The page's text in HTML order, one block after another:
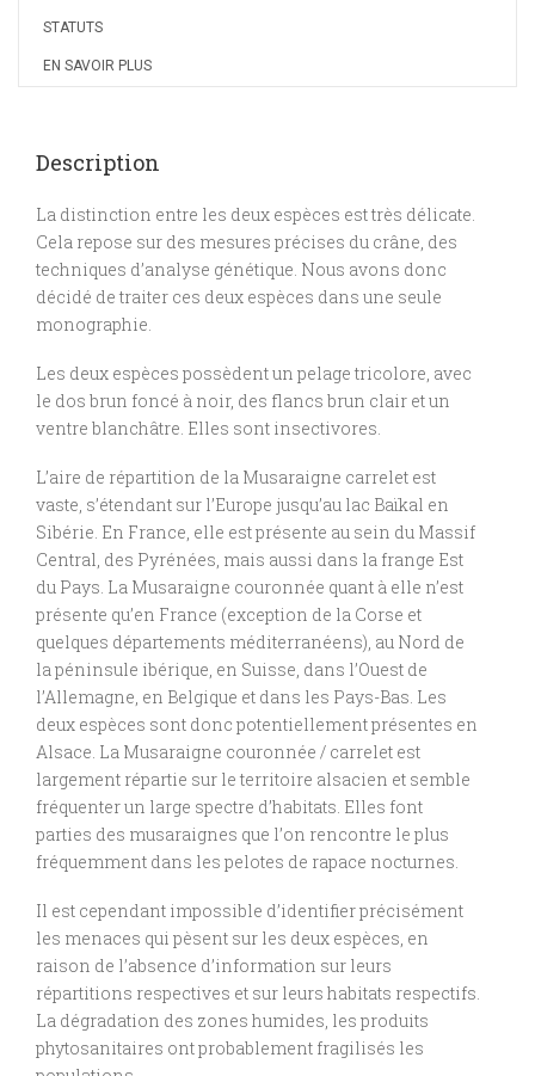
STATUTS
EN SAVOIR PLUS
Description
La distinction entre les deux espèces est très délicate.
Cela repose sur des mesures précises du crâne, des
techniques d’analyse génétique. Nous avons donc
décidé de traiter ces deux espèces dans une seule
monographie.
Les deux espèces possèdent un pelage tricolore, avec
le dos brun foncé à noir, des flancs brun clair et un
ventre blanchâtre. Elles sont insectivores.
L’aire de répartition de la Musaraigne carrelet est
vaste, s’étendant sur l’Europe jusqu’au lac Baïkal en
Sibérie. En France, elle est présente au sein du Massif
Central, des Pyrénées, mais aussi dans la frange Est
du Pays. La Musaraigne couronnée quant à elle n’est
présente qu’en France (exception de la Corse et
quelques départements méditerranéens), au Nord de
la péninsule ibérique, en Suisse, dans l’Ouest de
l’Allemagne, en Belgique et dans les Pays-Bas. Les
deux espèces sont donc potentiellement présentes en
Alsace. La Musaraigne couronnée / carrelet est
largement répartie sur le territoire alsacien et semble
fréquenter un large spectre d’habitats. Elles font
parties des musaraignes que l’on rencontre le plus
fréquemment dans les pelotes de rapace nocturnes.
Il est cependant impossible d’identifier précisément
les menaces qui pèsent sur les deux espèces, en
raison de l’absence d’information sur leurs
répartitions respectives et sur leurs habitats respectifs.
La dégradation des zones humides, les produits
phytosanitaires ont probablement fragilisés les